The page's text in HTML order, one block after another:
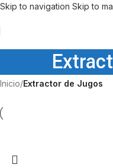
Skip to navigation Skip to
Inicio/Extractor de Jugos